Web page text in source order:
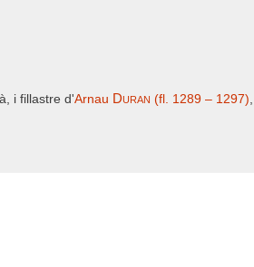
i fillastre d'Arnau Duran (fl. 1289 – 1297)